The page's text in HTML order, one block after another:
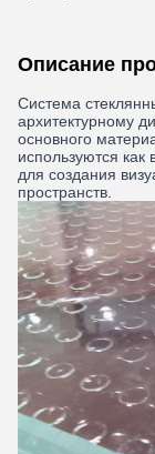
Описание
Система
архитектурному
основного
используются
для создания
пространств.